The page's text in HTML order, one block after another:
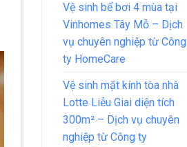
Vệ sinh bể bơi 4 mùa tại
Vinhomes Tây Mỗ – Dịch
vụ chuyên nghiệp từ Công
ty HomeCare
Vệ sinh mặt kính tòa nhà
Lotte Liễu Giai diện tích
300m² – Dịch vụ chuyên
nghiệp từ Công ty